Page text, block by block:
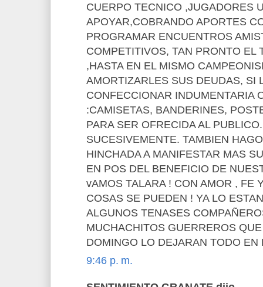
CUERPO TECNICO ,JUGADORES
APOYAR,COBRANDO APORTES
PROGRAMAR ENCUENTROS
COMPETITIVOS, TAN PRONTO EL
,HASTA EN EL MISMO
AMORTIZARLES SUS DEUDAS, SI
CONFECCIONAR INDUMENTARIA
:CAMISETAS, BANDERINES,
PARA SER OFRECIDA AL
SUCESIVEMENTE. TAMBIEN
HINCHADA A MANIFESTAR MAS
EN POS DEL BENEFICIO DE
vAMOS TALARA ! CON AMOR , FE
COSAS SE PUEDEN ! YA LO
ALGUNOS TENASES
MUCHACHITOS GUERREROS
DOMINGO LO DEJARAN TODO EN
9:46 p. m.